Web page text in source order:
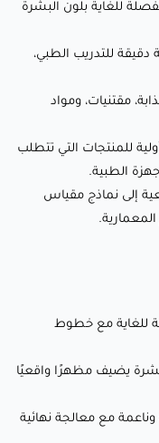
للغاية مع خطوط
يضيف مظهرًا
مع معالجة
مما يضمن
انكماشه،
عالية الجودة في كل
للغاية بلون البشرة
دقيقة للتدريب الطبي،
مقتنيات، ومواد
للمنتجات التي تتطلب
الطبية.
إلى نماذج مقياس
للغاية مع خطوط
يضيف مظهرًا واقعيًا
مع معالجة نهائية